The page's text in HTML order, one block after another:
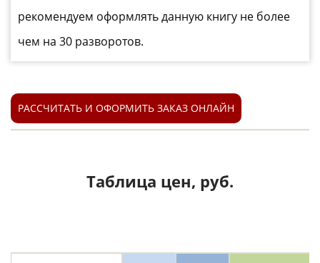
рекомендуем оформлять данную книгу не более
чем на 30 разворотов.
РАССЧИТАТЬ И ОФОРМИТЬ ЗАКАЗ ОНЛАЙН
Таблица цен, руб.